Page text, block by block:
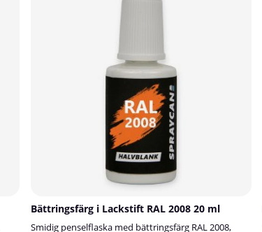
Bättringsfärg i Lackstift RAL 2008 20 ml
Smidig penselflaska med bättringsfärg RAL 2008,